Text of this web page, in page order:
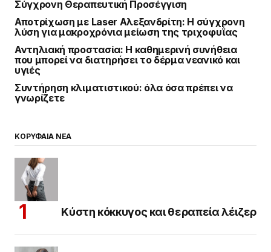
Σύγχρονη Θεραπευτική Προσέγγιση
Αποτρίχωση με Laser Αλεξανδρίτη: Η σύγχρονη
λύση για μακροχρόνια μείωση της τριχοφυΐας
Αντηλιακή προστασία: Η καθημερινή συνήθεια
που μπορεί να διατηρήσει το δέρμα νεανικό και
υγιές
Συντήρηση κλιματιστικού: όλα όσα πρέπει να
γνωρίζετε
ΚΟΡΥΦΑΙΑ ΝΕΑ
Κύστη κόκκυγος και θεραπεία λέιζερ